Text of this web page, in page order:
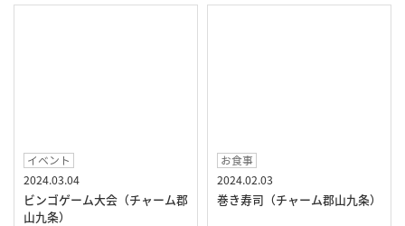
イベント
2024.03.04
ビンゴゲーム大会（チャーム郡
山九条）
お食事
2024.02.03
巻き寿司（チャーム郡山九条）